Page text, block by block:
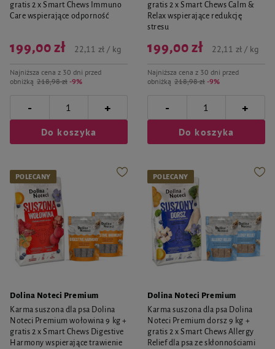
gratis 2 x Smart Chews Immuno
Care wspierające odporność
Najniższa cena z 30 dni przed
obniżką 218,98 zł -9%
199,00 zł 22,11 zł / kg
- +
Do koszyka
gratis 2 x Smart Chews Calm &
Relax wspierające redukcję
stresu
Najniższa cena z 30 dni przed
obniżką 218,98 zł -9%
199,00 zł 22,11 zł / kg
- +
Do koszyka
POLECANY
Dolina Noteci Premium
Karma suszona dla psa Dolina
Noteci Premium wołowina 9 kg +
gratis 2 x Smart Chews Digestive
Harmony wspierające trawienie
POLECANY
Dolina Noteci Premium
Karma suszona dla psa Dolina
Noteci Premium dorsz 9 kg +
gratis 2 x Smart Chews Allergy
Relief dla psa ze skłonnościami